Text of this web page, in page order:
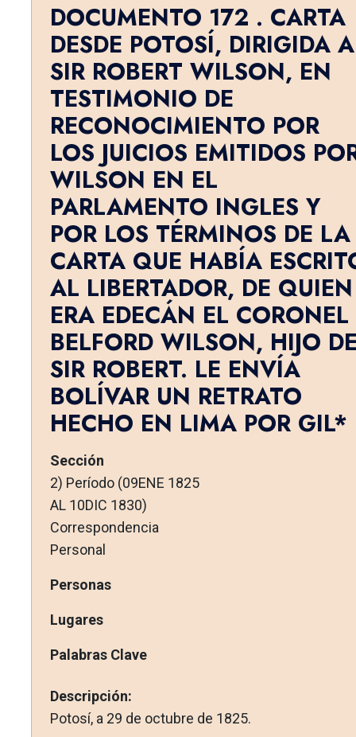
DOCUMENTO 172 . CARTA
DESDE POTOSÍ, DIRIGIDA A
SIR ROBERT WILSON, EN
TESTIMONIO DE
RECONOCIMIENTO POR
LOS JUICIOS EMITIDOS
WILSON EN EL
PARLAMENTO INGLES Y
POR LOS TÉRMINOS DE LA
CARTA QUE HABÍA
AL LI­BERTADOR, DE QUIEN
ERA EDECÁN EL CORONEL
BELFORD WILSON, HIJO
SIR ROBERT. LE ENVÍA
BOLÍVAR UN RE­TRATO
HECHO EN LIMA POR GIL*
Sección
2) Período (09ENE 1825
AL 10DIC 1830)
Correspondencia
Personal
Personas
Lugares
Palabras Clave
Descripción:
Potosí, a 29 de octubre de 1825.